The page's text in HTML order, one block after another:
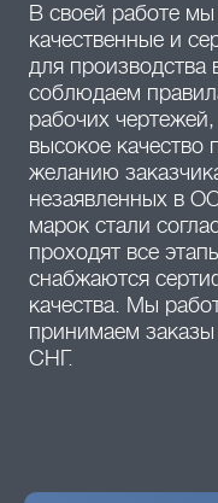
В своей работе
качественные и
для производства
соблюдаем
рабочих
высокое качество
желанию
незаявленных в
марок стали
проходят все
снабжаются
качества. Мы
принимаем заказы
СНГ.